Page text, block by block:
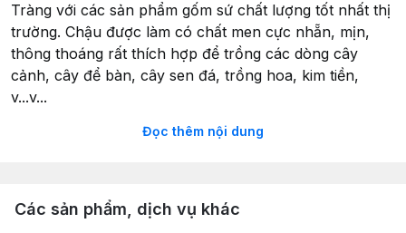
Tràng với các sản phẩm gốm sứ chất lượng tốt nhất thị
trường. Chậu được làm có chất men cực nhẵn, mịn,
thông thoáng rất thích hợp để trồng các dòng cây
cảnh, cây để bàn, cây sen đá, trồng hoa, kim tiền,
v...v...
THÔNG TIN SẢN PHẨM
- Chất liệu: Gốm sứ
Đọc thêm nội dung
Các sản phẩm, dịch vụ khác